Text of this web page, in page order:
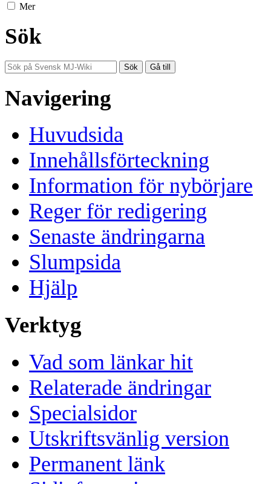
Mer
Sök
Navigering
Huvudsida
Innehållsförteckning
Information för nybörjare
Reger för redigering
Senaste ändringarna
Slumpsida
Hjälp
Verktyg
Vad som länkar hit
Relaterade ändringar
Specialsidor
Utskriftsvänlig version
Permanent länk